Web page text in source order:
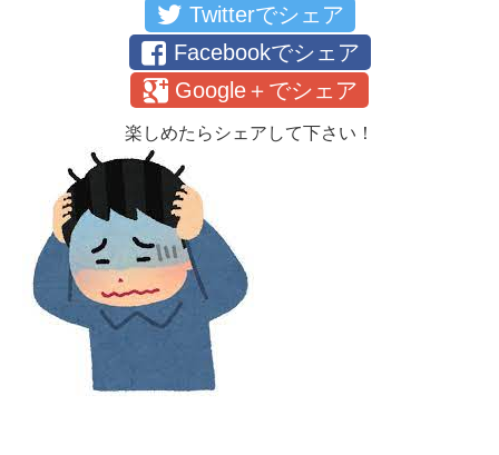
Twitterでシェア
Facebookでシェア
Google＋でシェア
楽しめたらシェアして下さい！